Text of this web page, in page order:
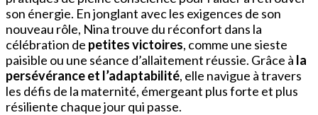
son énergie. En jonglant avec les exigences de son
nouveau rôle, Nina trouve du réconfort dans la
célébration de petites victoires, comme une sieste
paisible ou une séance d’allaitement réussie. Grâce à la
persévérance et l’adaptabilité, elle navigue à travers
les défis de la maternité, émergeant plus forte et plus
résiliente chaque jour qui passe.